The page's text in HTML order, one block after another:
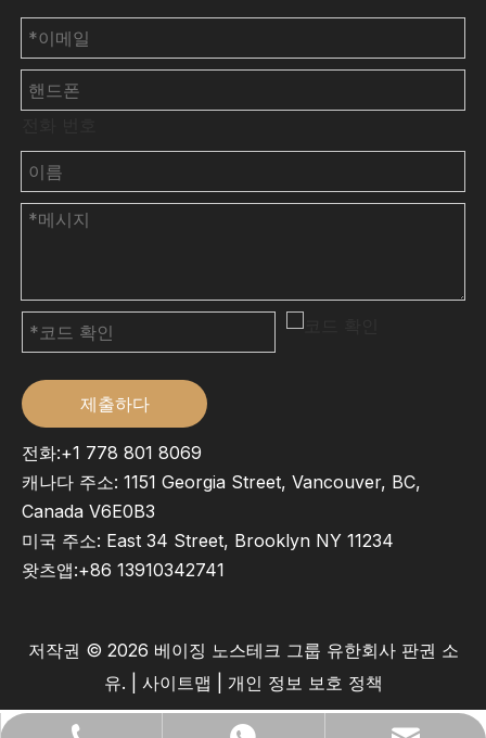
제출하다
전화:+1 778 801 8069
캐나다 주소: 1151 Georgia Street, Vancouver, BC,
Canada V6E0B3
미국 주소: East 34 Street, Brooklyn NY 11234
왓츠앱:+86 13910342741
저작권 © 2026 베이징 노스테크 그룹 유한회사 판권 소
유. | 사이트맵 개인 정보 보호 정책